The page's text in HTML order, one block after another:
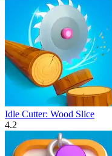
Idle Cutter: Wood Slice
4.2